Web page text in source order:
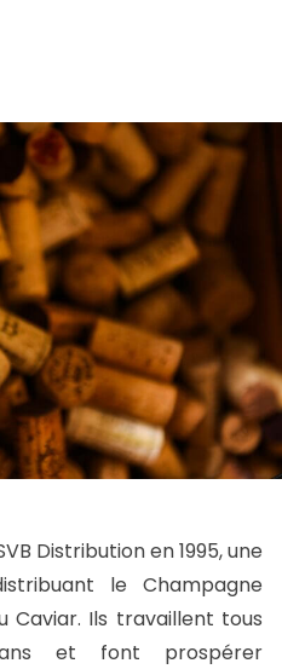
Distribution en 1995, une
le Champagne
Caviar. Ils travaillent tous
et font prospérer